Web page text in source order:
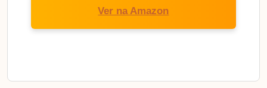
Ver na Amazon